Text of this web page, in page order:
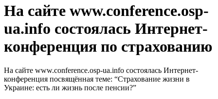
На сайте www.conference.osp-
ua.info состоялась Интернет-
конференция по страхованию
На сайте www.conference.osp-ua.info состоялась Интернет-
конференция посвящённая теме: “Страхование жизни в
Украине: есть ли жизнь после пенсии?”